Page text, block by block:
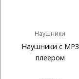
Наушники
Наушники с MP3
плеером